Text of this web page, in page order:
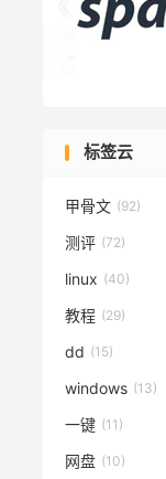
标签云
甲骨文 (92)
测评 (72)
linux (40)
教程 (29)
dd (15)
windows (13)
一键 (11)
网盘 (10)